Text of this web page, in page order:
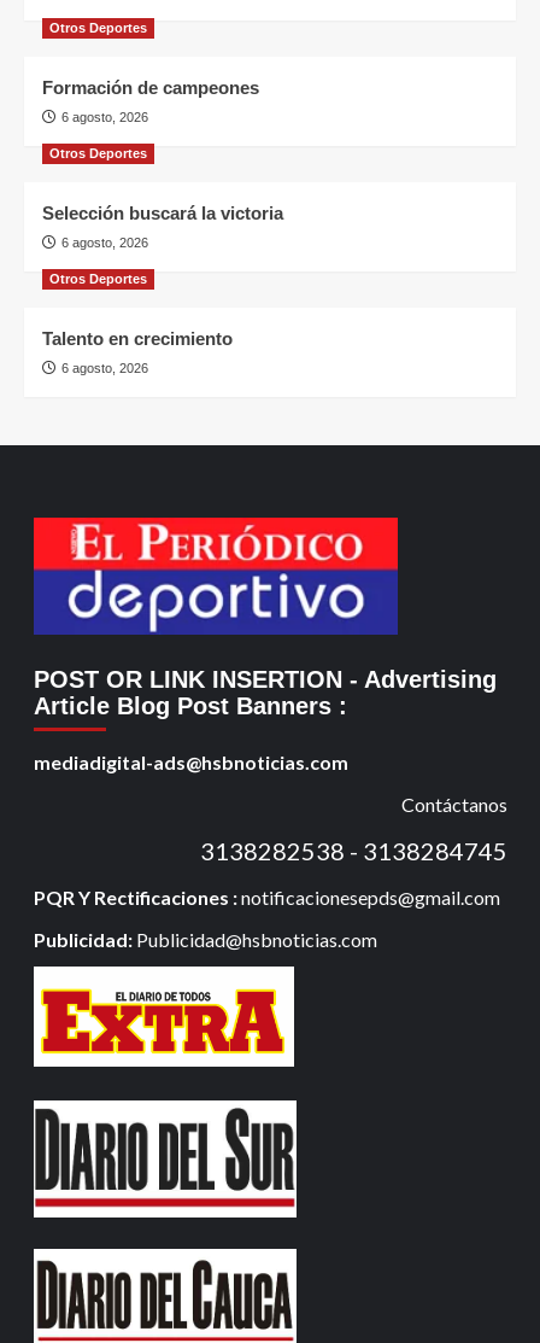
Otros Deportes
Formación de campeones
6 agosto, 2026
Otros Deportes
Selección buscará la victoria
6 agosto, 2026
Otros Deportes
Talento en crecimiento
6 agosto, 2026
POST OR LINK INSERTION - Advertising
Article Blog Post Banners :
mediadigital-ads@hsbnoticias.com
Contáctanos
3138282538 - 3138284745
PQR Y Rectificaciones :notificacionesepds@gmail.com
Publicidad: Publicidad@hsbnoticias.com